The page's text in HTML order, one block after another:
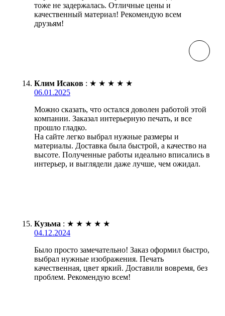
тоже не задержалась. Отличные цены и
качественный материал! Рекомендую всем
друзьям!
Клим Исаков : ★ ★ ★ ★ ★
06.01.2025
Можно сказать, что остался доволен работой этой
компании. Заказал интерьерную печать, и все
прошло гладко.
На сайте легко выбрал нужные размеры и
материалы. Доставка была быстрой, а качество на
высоте. Полученные работы идеально вписались в
интерьер, и выглядели даже лучше, чем ожидал.
Кузьма : ★ ★ ★ ★ ★
04.12.2024
Было просто замечательно! Заказ оформил быстро,
выбрал нужные изображения. Печать
качественная, цвет яркий. Доставили вовремя, без
проблем. Рекомендую всем!